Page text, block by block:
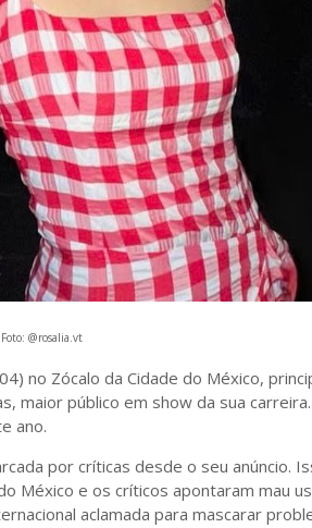
Foto: @rosalia.vt
no Zócalo da Cidade do México,
maior público em show da sua
ano.
por críticas desde o seu anúncio.
México e os críticos apontaram mau
aclamada para mascarar